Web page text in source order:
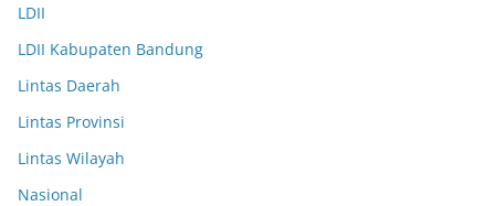
LDII
LDII Kabupaten Bandung
Lintas Daerah
Lintas Provinsi
Lintas Wilayah
Nasional